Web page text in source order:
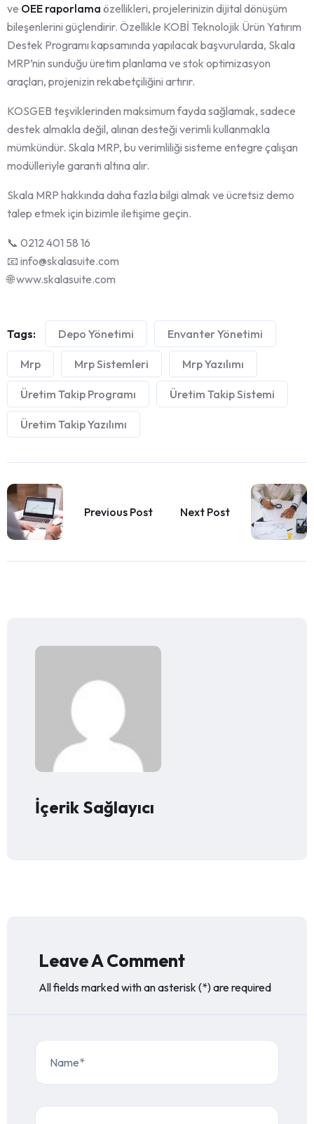
ve OEE raporlama özellikleri, projelerinizin dijital dönüşüm
bileşenlerini güçlendirir. Özellikle KOBİ Teknolojik Ürün Yatırım
Destek Programı kapsamında yapılacak başvurularda, Skala
MRP’nin sunduğu üretim planlama ve stok optimizasyon
araçları, projenizin rekabetçiliğini artırır.
KOSGEB teşviklerinden maksimum fayda sağlamak, sadece
destek almakla değil, alınan desteği verimli kullanmakla
mümkündür. Skala MRP, bu verimliliği sisteme entegre çalışan
modülleriyle garanti altına alır.
Skala MRP hakkında daha fazla bilgi almak ve ücretsiz demo
talep etmek için bizimle iletişime geçin.
📞 0212 401 58 16
📧 info@skalasuite.com
🌐 www.skalasuite.com
Tags: Depo Yönetimi Envanter Yönetimi
Mrp Mrp Sistemleri Mrp Yazılımı
Üretim Takip Programı Üretim Takip Sistemi
Üretim Takip Yazılımı
Previous Post Next Post
İçerik Sağlayıcı
Leave A Comment
All fields marked with an asterisk (*) are required